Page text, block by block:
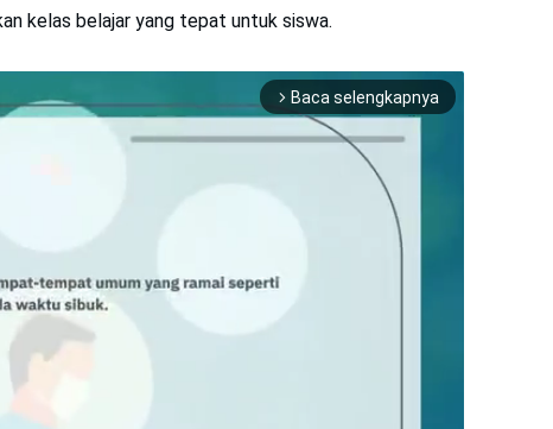
kelas belajar yang tepat untuk siswa.
arrow_forward_ios Baca selengkapnya